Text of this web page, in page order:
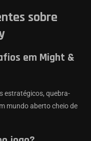
sobre
em Might &
estratégicos, quebra-
mundo aberto cheio de